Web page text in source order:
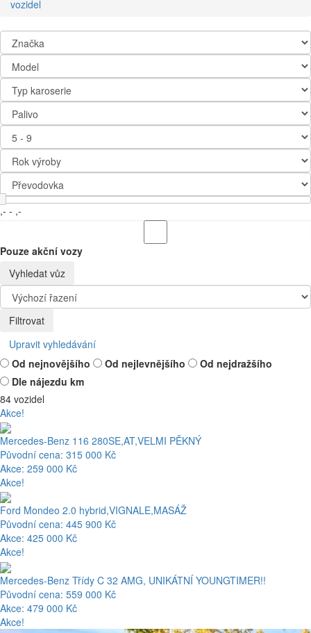
vozidel
,- - ,-
Pouze akční vozy
Vyhledat vůz
Filtrovat
Upravit vyhledávání
Od nejnovějšího
Od nejlevnějšího
Od nejdražšího
Dle nájezdu km
84 vozidel
Akce!
Mercedes-Benz 116 280SE,AT,VELMI PĚKNÝ
Původní cena: 315 000 Kč
Akce: 259 000 Kč
Akce!
Ford Mondeo 2.0 hybrid,VIGNALE,MASÁŽ
Původní cena: 445 900 Kč
Akce: 425 000 Kč
Akce!
Mercedes-Benz Třídy C 32 AMG, UNIKÁTNÍ YOUNGTIMER!!
Původní cena: 559 000 Kč
Akce: 479 000 Kč
Akce!